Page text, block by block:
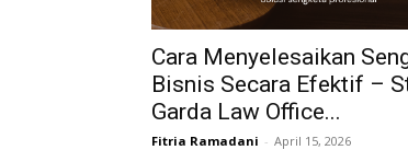
Cara Menyelesaikan
Bisnis Secara Efektif –
Garda Law Office...
Fitria Ramadani - April 15, 2026